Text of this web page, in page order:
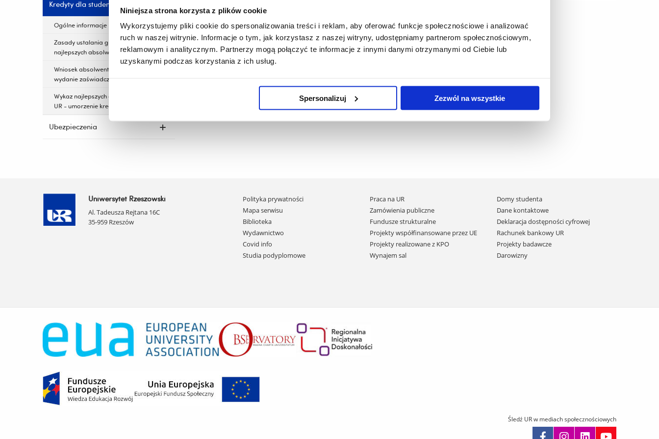
Niniejsza strona korzysta z plików cookie
Wykorzystujemy pliki cookie do spersonalizowania treści i reklam, aby oferować funkcje społecznościowe i analizować
ruch w naszej witrynie. Informacje o tym, jak korzystasz z naszej witryny, udostępniamy partnerom społecznościowym,
reklamowym i analitycznym. Partnerzy mogą połączyć te informacje z innymi danymi otrzymanymi od Ciebie lub
uzyskanymi podczas korzystania z ich usług.
Spersonalizuj Zezwól na wszystkie
Kredyty dla studentów
Ogólne informacje
Zasady ustalania grupy
najlepszych absolwentów
Wniosek absolwenta UR o
wydanie zaświadczenia
Wykaz najlepszych absolwentów
UR - umorzenie kredytu
Ubezpieczenia
Uniwersytet Rzeszowski
Al. Tadeusza Rejtana 16C
35-959 Rzeszów
Pomiń
nawigację
i
przejdź
do
treści
Polityka prywatności
Mapa serwisu
Biblioteka
Wydawnictwo
Covid info
Studia podyplomowe
Praca na UR
Zamówienia publiczne
Fundusze strukturalne
Projekty współfinansowane przez UE
Projekty realizowane z KPO
Wynajem sal
Domy studenta
Dane kontaktowe
Deklaracja dostępności cyfrowej
Rachunek bankowy UR
Projekty badawcze
Darowizny
Śledź UR w mediach społecznościowych